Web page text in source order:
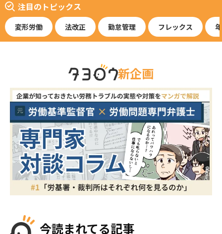
注目のトピックス
変形労働 法改正 勤怠管理 フレックス
新企画
今読まれてる記事